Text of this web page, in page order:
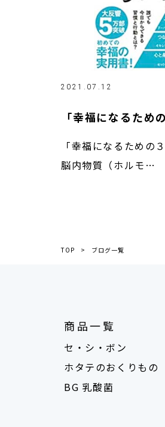
2021.07.12
「幸福になるため
「幸福になるための
脳内物質（ホルモ…
TOP ブログ一覧
商品一覧
セ・シ・ボン
ホタテのおくりもの
BG 乳酸菌